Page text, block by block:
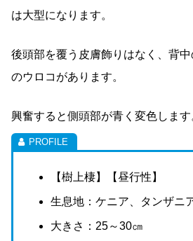
は大型になります。
後頭部を覆う皮膚飾りはなく、背
のウロコがあります。
興奮すると側頭部が青く変色します
【樹上棲】【昼行性】
生息地：ケニア、タンザニ
大きさ：25～30㎝